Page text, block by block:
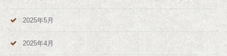
2025年5月
2025年4月